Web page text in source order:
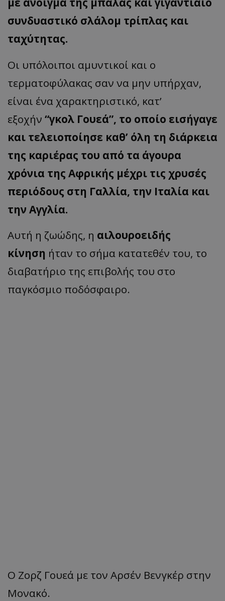
συνδυαστικό σλάλομ τρίπλας και
ταχύτητας.
Οι υπόλοιποι αμυντικοί και ο
τερματοφύλακας σαν να μην υπήρχαν,
είναι ένα χαρακτηριστικό, κατ’
εξοχήν “γκολ Γουεά”, το οποίο εισήγαγε
και τελειοποίησε καθ’ όλη τη διάρκεια
της καριέρας του από τα άγουρα
χρόνια της Αφρικής μέχρι τις χρυσές
περιόδους στη Γαλλία, την Ιταλία και
την Αγγλία.
Αυτή η ζωώδης, η αιλουροειδής
κίνηση ήταν το σήμα κατατεθέν του, το
διαβατήριο της επιβολής του στο
παγκόσμιο ποδόσφαιρο.
Ο Ζορζ Γουεά με τον Αρσέν Βενγκέρ στην
Μονακό.